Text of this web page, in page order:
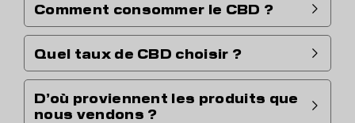
Comment consommer le CBD ?
Quel taux de CBD choisir ?
D’où proviennent les produits que
nous vendons ?